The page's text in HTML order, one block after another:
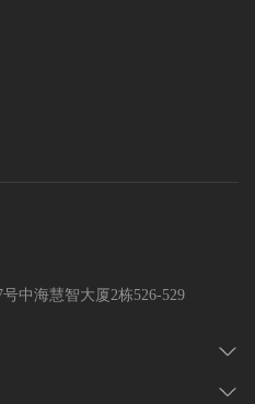
中海慧智大厦2栋526-529